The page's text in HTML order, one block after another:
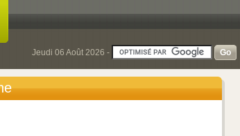
Jeudi 06 Août 2026 -